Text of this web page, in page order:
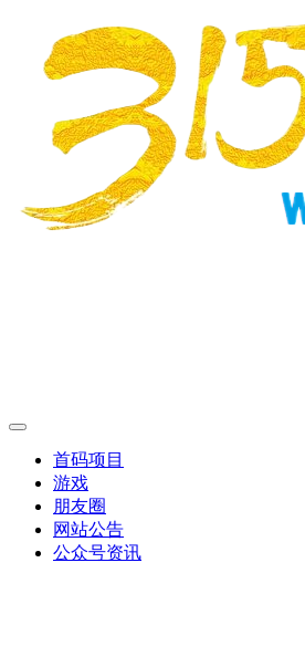
首码项目
游戏
朋友圈
网站公告
公众号资讯